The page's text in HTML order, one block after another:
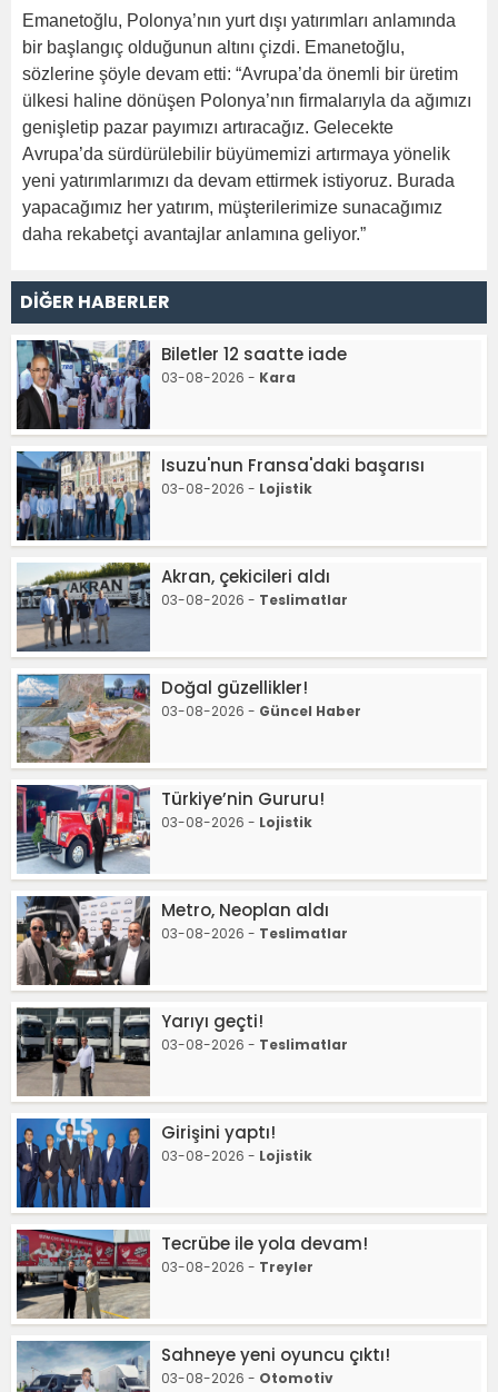
Emanetoğlu, Polonya’nın yurt dışı yatırımları anlamında
bir başlangıç olduğunun altını çizdi. Emanetoğlu,
sözlerine şöyle devam etti: “Avrupa’da önemli bir üretim
ülkesi haline dönüşen Polonya’nın firmalarıyla da ağımızı
genişletip pazar payımızı artıracağız. Gelecekte
Avrupa’da sürdürülebilir büyümemizi artırmaya yönelik
yeni yatırımlarımızı da devam ettirmek istiyoruz. Burada
yapacağımız her yatırım, müşterilerimize sunacağımız
daha rekabetçi avantajlar anlamına geliyor.”
DİĞER HABERLER
Biletler 12 saatte iade
03-08-2026 - Kara
Isuzu'nun Fransa'daki başarısı
03-08-2026 - Lojistik
Akran, çekicileri aldı
03-08-2026 - Teslimatlar
Doğal güzellikler!
03-08-2026 - Güncel Haber
Türkiye’nin Gururu!
03-08-2026 - Lojistik
Metro, Neoplan aldı
03-08-2026 - Teslimatlar
Yarıyı geçti!
03-08-2026 - Teslimatlar
Girişini yaptı!
03-08-2026 - Lojistik
Tecrübe ile yola devam!
03-08-2026 - Treyler
Sahneye yeni oyuncu çıktı!
03-08-2026 - Otomotiv